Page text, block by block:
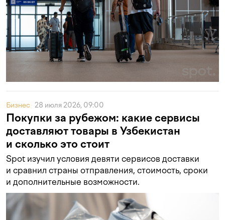
Бизнес 28 июля 2026, 09:00
Покупки за рубежом: какие сервисы
доставляют товары в Узбекистан
и сколько это стоит
Spot изучил условия девяти сервисов доставки
и сравнил страны отправления, стоимость, сроки
и дополнительные возможности.